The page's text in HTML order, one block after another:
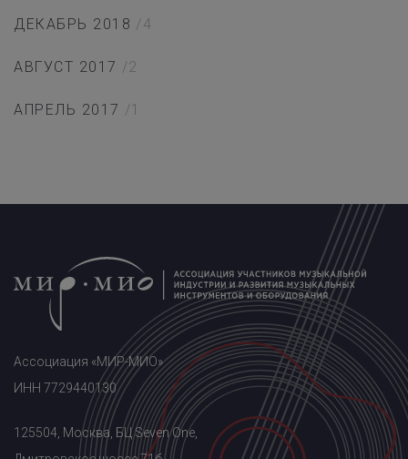
ДЕКАБРЬ 2018 /4
АВГУСТ 2017 /2
АПРЕЛЬ 2017 /1
Ассоциация «МИР-МИО»
ИНН 7729440130
125504, Москва, БЦ Seven One,